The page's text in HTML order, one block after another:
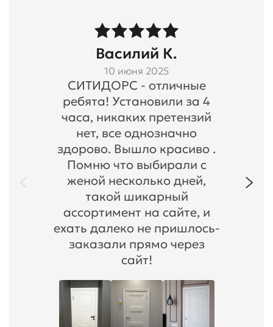
Василий К.
10 июня 2025
СИТИДОРС - отличные
ребята! Установили за 4
часа, никаких претензий
нет, все однозначно
здорово. Вышло красиво .
Помню что выбирали с
женой несколько дней,
такой шикарный
ассортимент на сайте, и
ехать далеко не пришлось-
заказали прямо через
сайт!